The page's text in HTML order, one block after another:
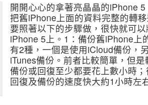
開開心心的拿著亮晶晶的iPhone
把舊iPhone上面的資料完整的轉
要照著以下的步驟做，很快就可
iPhone 5上。1：備份舊iPhone上
有2種，一個是使用iCloud備份，
iTunes備份。前者比較簡單，但
備份或回復至少都要花上數小時；
回復及備份的速度快大約1小時左